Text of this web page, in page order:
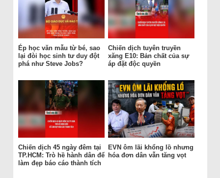
Ép học văn mẫu từ bé, sao
lại đòi học sinh tư duy đột
phá như Steve Jobs?
Chiến dịch tuyên truyền
xăng E10: Bản chất của sự
áp đặt độc quyền
Chiến dịch 45 ngày đêm tại
TP.HCM: Trò hề hành dân để
làm đẹp báo cáo thành tích
EVN ôm lãi khổng lồ nhưng
hóa đơn dân vẫn tăng vọt